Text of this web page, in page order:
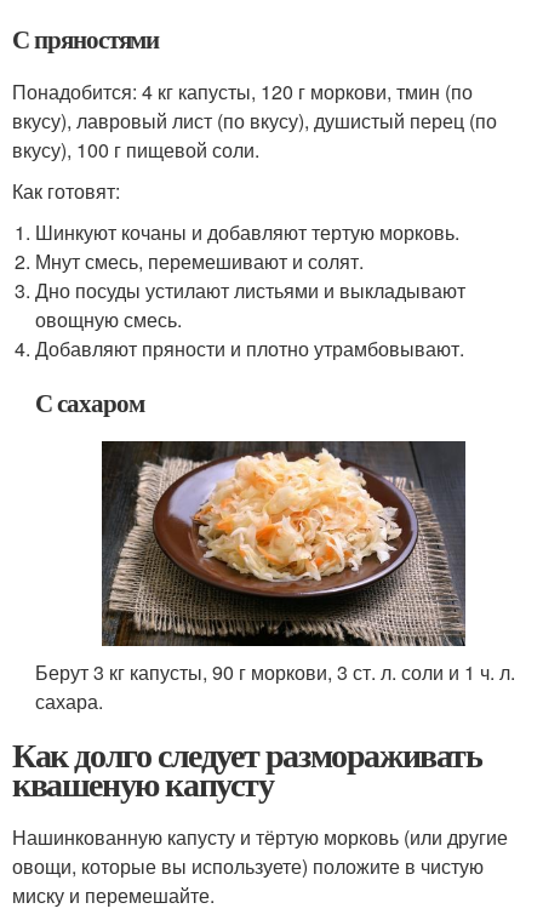
С пряностями
Понадобится: 4 кг капусты, 120 г моркови, тмин (по
вкусу), лавровый лист (по вкусу), душистый перец (по
вкусу), 100 г пищевой соли.
Как готовят:
Шинкуют кочаны и добавляют тертую морковь.
Мнут смесь, перемешивают и солят.
Дно посуды устилают листьями и выкладывают
овощную смесь.
Добавляют пряности и плотно утрамбовывают.
С сахаром
Берут 3 кг капусты, 90 г моркови, 3 ст. л. соли и 1 ч. л.
сахара.
Как долго следует размораживать
квашеную капусту
Нашинкованную капусту и тёртую морковь (или другие
овощи, которые вы используете) положите в чистую
миску и перемешайте.